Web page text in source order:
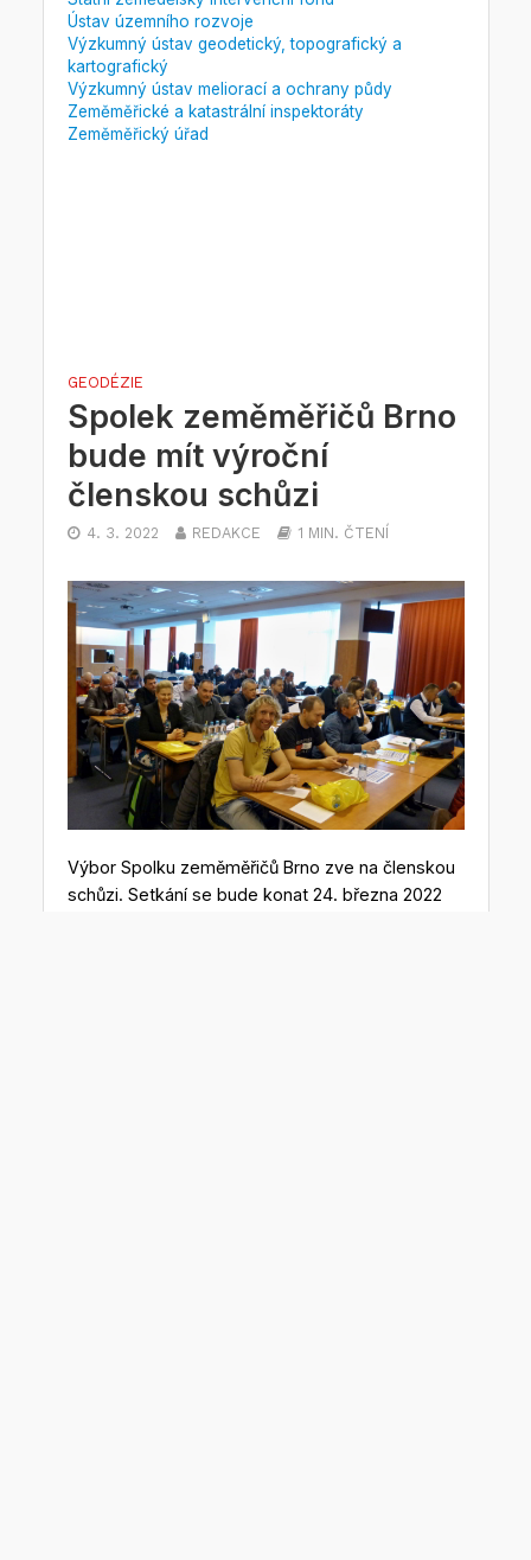
Ústav územního rozvoje
Výzkumný ústav geodetický, topografický a
kartografický
Výzkumný ústav meliorací a ochrany půdy
Zeměměřické a katastrální inspektoráty
Zeměměřický úřad
GEODÉZIE
Spolek zeměměřičů Brno
bude mít výroční
členskou schůzi
4. 3. 2022 REDAKCE 1 MIN. ČTENÍ
Výbor Spolku zeměměřičů Brno zve na členskou
schůzi. Setkání se bude konat 24. března 2022